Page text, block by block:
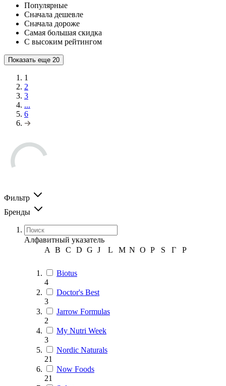
Популярные
Сначала дешевле
Сначала дороже
Самая большая скидка
С высоким рейтингом
Показать еще 20
1
2
3
...
6
Фильтр
Бренды
Алфавитный указатель
A
B C D G J L M N O P S Г Р
Biotus
4
Doctor's Best
3
Jarrow Formulas
2
My Nutri Week
3
Nordic Naturals
21
Now Foods
21